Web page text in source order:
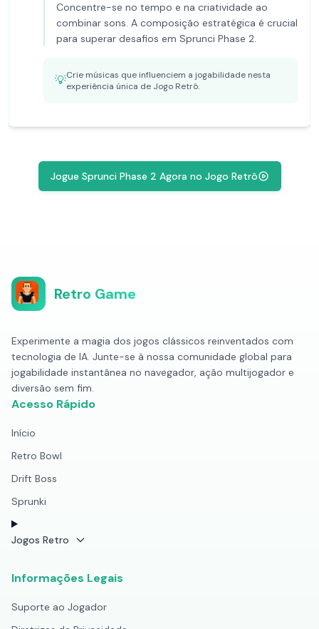
Concentre-se no tempo e na criatividade ao
combinar sons. A composição estratégica é crucial
para superar desafios em Sprunci Phase 2.
💡Crie músicas que influenciem a jogabilidade nesta
experiência única de Jogo Retrô.
Jogue Sprunci Phase 2 Agora no Jogo Retrô
Retro Game
Experimente a magia dos jogos clássicos reinventados com
tecnologia de IA. Junte-se à nossa comunidade global para
jogabilidade instantânea no navegador, ação multijogador e
diversão sem fim.
Acesso Rápido
Início
Retro Bowl
Drift Boss
Sprunki
Jogos Retro
Informações Legais
Suporte ao Jogador